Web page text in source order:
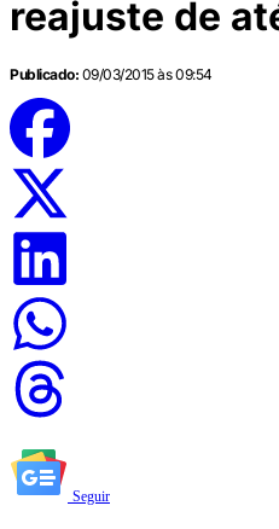
reajuste de
Publicado: 09/03/2015 às 09:54
Seguir